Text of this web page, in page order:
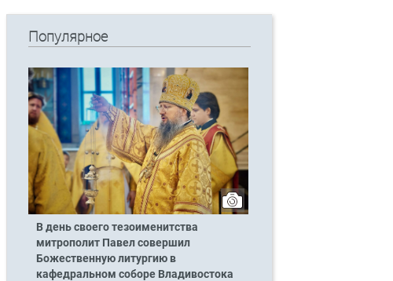
Популярное
В день своего тезоименитства
митрополит Павел совершил
Божественную литургию в
кафедральном соборе Владивостока